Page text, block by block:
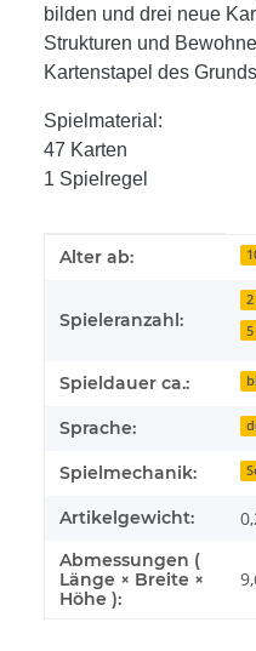
bilden und drei neue
Strukturen und
Kartenstapel des
Spielmaterial:
47 Karten
1 Spielregel
Produkteigenschaft
Wert
Alter ab:
Spieleranzahl:
Spieldauer ca.:
Sprache:
Spielmechanik:
Artikelgewicht:
Abmessungen (
Länge × Breite ×
Höhe ):